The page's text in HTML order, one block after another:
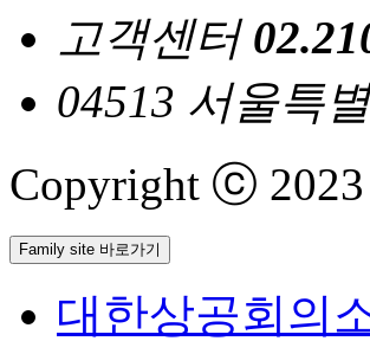
고객센터
04513 서울특
Copyright ⓒ 2023
Family site 바로가기
대한상공회의